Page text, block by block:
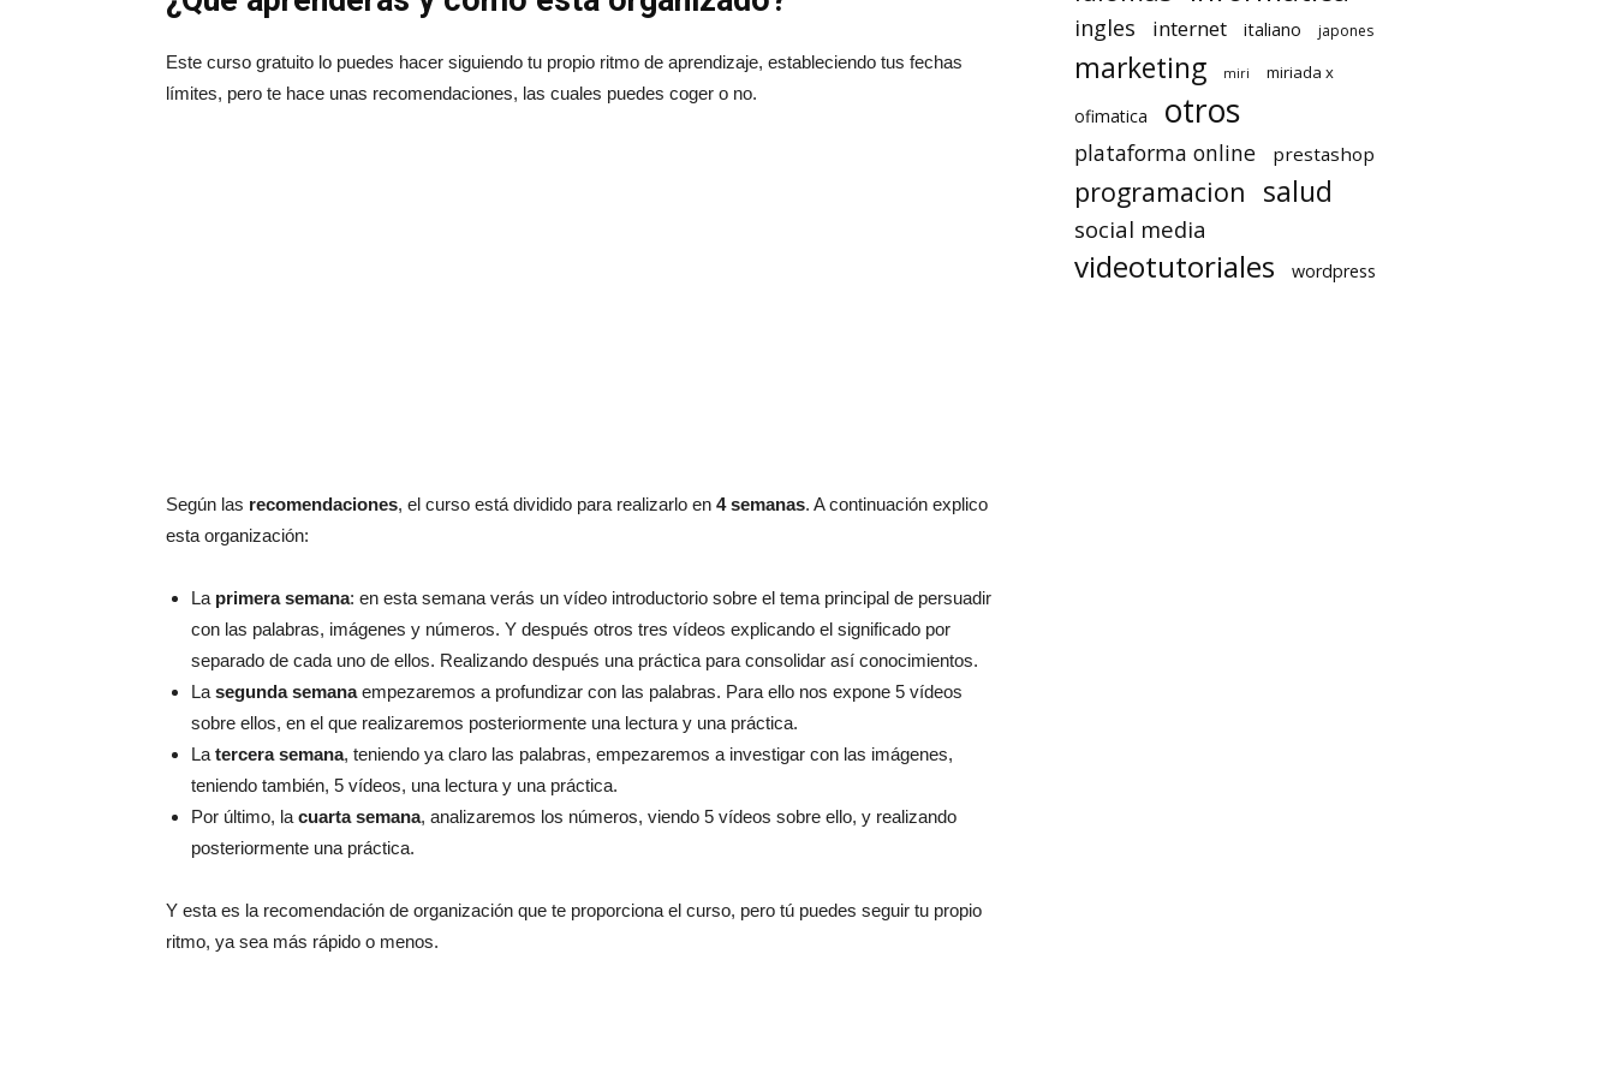
Este curso gratuito lo puedes hacer siguiendo tu propio ritmo de aprendizaje, estableciendo tus fechas
límites, pero te hace unas recomendaciones, las cuales puedes coger o no.
Según las recomendaciones, el curso está dividido para realizarlo en 4 semanas. A continuación explico
esta organización:
La primera semana: en esta semana verás un vídeo introductorio sobre el tema principal de persuadir
con las palabras, imágenes y números. Y después otros tres vídeos explicando el significado por
separado de cada uno de ellos. Realizando después una práctica para consolidar así conocimientos.
La segunda semanaempezaremos a profundizar con las palabras. Para ello nos expone 5 vídeos
sobre ellos, en el que realizaremos posteriormente una lectura y una práctica.
La tercera semana, teniendo ya claro las palabras, empezaremos a investigar con las imágenes,
teniendo también, 5 vídeos, una lectura y una práctica.
Por último, la cuarta semana, analizaremos los números, viendo 5 vídeos sobre ello, y realizando
posteriormente una práctica.
Y esta es la recomendación de organización que te proporciona el curso, pero tú puedes seguir tu propio
ritmo, ya sea más rápido o menos.
ingles internet italiano japones
marketing miri miriada x
ofimatica otros
plataforma online prestashop
programacion salud
social media
videotutoriales wordpress